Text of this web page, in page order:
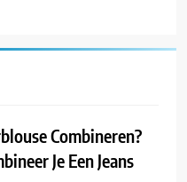
Combineren?
Je Een Jeans